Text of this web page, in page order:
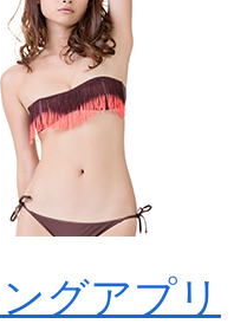
グアプリ